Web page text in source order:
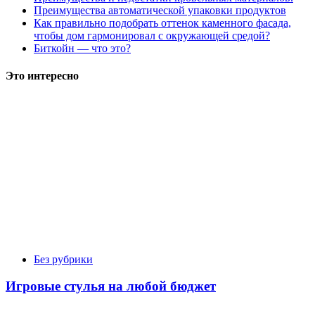
Преимущества автоматической упаковки продуктов
Как правильно подобрать оттенок каменного фасада,
чтобы дом гармонировал с окружающей средой?
Биткойн — что это?
Это интересно
Без рубрики
Игровые стулья на любой бюджет